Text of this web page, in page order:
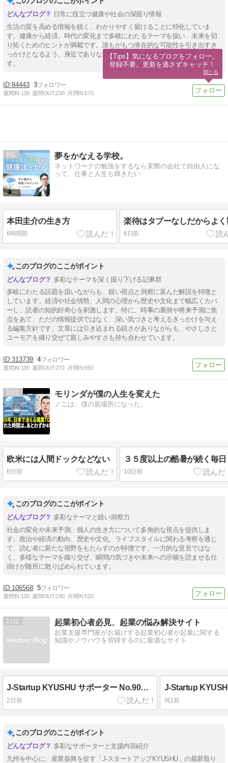
日常に役立つ健康や社会の深掘り情報
生活の質を高める情報を鋭く、わかりやすく届けることに特化していま
す。健康から経済、時代の変化まで多岐にわたるテーマを扱い、未来を切
り拓くためのヒントが満載です。誰もがもつ潜在的な可能性を引き出すき
っかけとなるよう、身近でありながら新しい視点を提案し続けておりま
す。
84443 3
週間IN:130 週間OUT:230 月間IN:570
9 夢をかなえる学校。
ネットワークの勉強をするなら実際の会社で自由人にな
って、仕事と人生も輝きたい
本田圭介の生き方
6時間前
楽待はタブーなしだからよ
6日前
このブログのここがポイント
多彩なテーマを深く掘り下げる記事群
多岐にわたる話題を扱いながらも、鋭い視点と洞察に富んだ解説を特徴と
しています。経済や社会情勢、人間の心理から歴史や文化まで幅広くカバ
ーし、読者の知的好奇心を刺激します。特に、時事の裏側や将来予測に焦
点をあて、ただの情報提供ではなく、深い気づきと考えるきっかけを与え
る編集方針です。文章には引き込まれる鋭さがありながらも、やさしさと
ユーモアを織り交ぜて親しみやすさも持ち合わせています。
313739 4
週間IN:130 週間OUT:270 月間IN:550
10 モリンダが僕の人生を変えた
ノニは、僕の居場所になった。
欧米には人間ドックなどない
6日前
３５度以上の酷暑が続く毎日
10日前
このブログのここがポイント
多彩なテーマと鋭い洞察力
社会の変化や未来予測、個人の生き方について多角的な視点を提供しま
す。政治や経済の動向、歴史や文化、ライフスタイルに関わる考察を通じ
て、読む者に新たな視野をもたらすのが特徴です。一方的な意見ではな
く、多様なテーマを織り交ぜ、瞬間の気づきや未来への示唆を読ませる仕
掛けが随所に散りばめられています。
106568 5
週間IN:130 週間OUT:190 月間IN:510
11 起業初心者必見、起業の悩み解決サイト
起業支援専門家がお届けする起業初心者が起業に関する
知識やノウハウを習得するのに最適なサイト
J-Startup KYUSHU サポーター No.90「株式会社パララボ」
2日前 9日前
このブログのここがポイント
多彩なサポーターと支援内容紹介
九州を中心に、産業振興を促す「J-スタートアップKYUSHU」の最新取り
【Tips】気になるブログをフォロー。
登録不要。更新を逃さずキャッチ！
閉じる